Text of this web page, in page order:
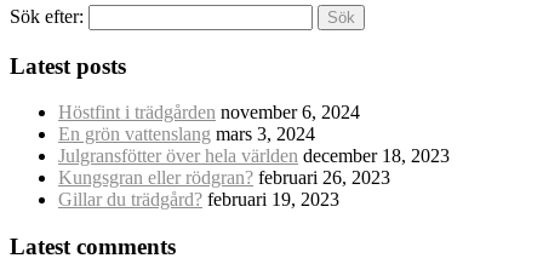
Sök efter:
Latest posts
Höstfint i trädgården november 6, 2024
En grön vattenslang mars 3, 2024
Julgransfötter över hela världen december 18, 2023
Kungsgran eller rödgran? februari 26, 2023
Gillar du trädgård? februari 19, 2023
Latest comments